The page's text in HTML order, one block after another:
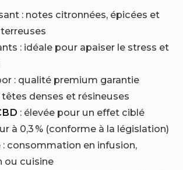
: notes citronnées, épicées et
: idéale pour apaiser le stress et
: qualité premium garantie
denses et résineuses
: élevée pour un effet ciblé
à 0,3 % (conforme à la législation)
: consommation en infusion,
ou cuisine